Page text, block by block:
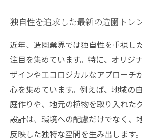
独自性を追求した最新の造園トレ
近年、造園業界では独自性を重視し
注目を集めています。特に、オリジ
ザインやエコロジカルなアプローチ
心を集めています。例えば、地域の
庭作りや、地元の植物を取り入れた
設計は、環境への配慮だけでなく、
反映した独特な空間を生み出します